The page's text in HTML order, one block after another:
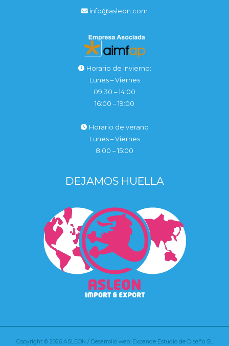
info@asleon.com
Horario de invierno:
Lunes – Viernes
09:30 – 14:00
16:00 – 19:00
Horario de verano
Lunes – Viernes
8:00 – 15:00
DEJAMOS HUELLA
Copyright © 2026 ASLEON / Desarrollo web: Expande Estudio de Diseño SL